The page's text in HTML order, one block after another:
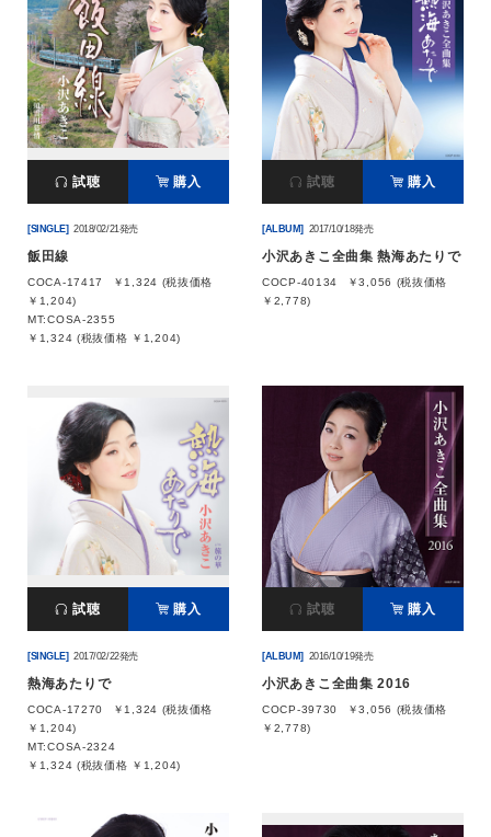
試聴 購入
[SINGLE] 2018/02/21発売
飯田線
COCA-17417
￥1,324 (税抜価格
￥1,204)
MT:COSA-2355
￥1,324 (税抜価格 ￥1,204)
試聴 購入
[ALBUM] 2017/10/18発売
小沢あきこ全曲集 熱海あたりで
COCP-40134
￥3,056 (税抜価格
￥2,778)
試聴 購入
[SINGLE] 2017/02/22発売
熱海あたりで
COCA-17270
￥1,324 (税抜価格
￥1,204)
MT:COSA-2324
￥1,324 (税抜価格 ￥1,204)
試聴 購入
[ALBUM] 2016/10/19発売
小沢あきこ全曲集 2016
COCP-39730
￥3,056 (税抜価格
￥2,778)